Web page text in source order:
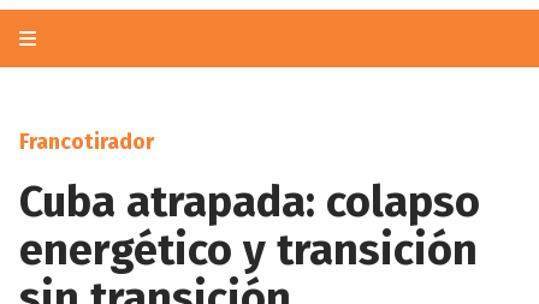
Francotirador
Cuba atrapada: colapso
energético y transición